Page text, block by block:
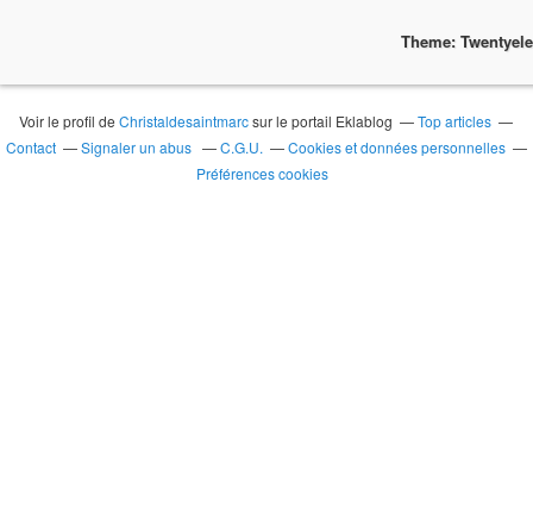
Theme:
Voir le profil deChristaldesaintmarcsur le portail Eklablog
Top articles
Contact
Signaler un abus C.G.U.
Cookies et données personnelles
Préférences cookies